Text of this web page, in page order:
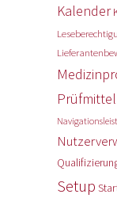
Kalender
Prüfmittel
Setup